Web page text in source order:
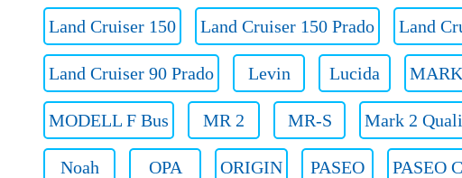
Land Cruiser 150 Land Cruiser 150 Prado Land
Land Cruiser 90 Prado Levin Lucida
MODELL F Bus MR 2 MR-S Mark 2
Noah OPA ORIGIN PASEO PASEO